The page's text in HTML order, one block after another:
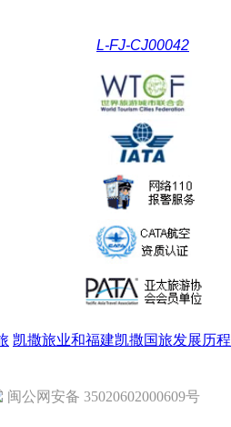
L-FJ-CJ00042
凯撒旅业和福建凯撒国旅发展历程
闽公网安备 35020602000609号